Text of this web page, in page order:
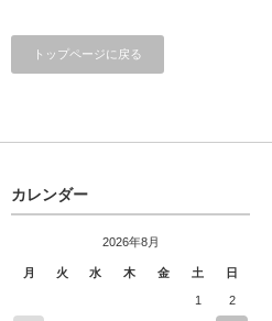
トップページに戻る
カレンダー
2026年8月
月 火 水 木 金 土 日
1 2